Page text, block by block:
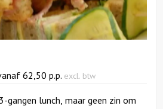
62,50 p.p. excl. btw
gangen lunch, maar geen zin om